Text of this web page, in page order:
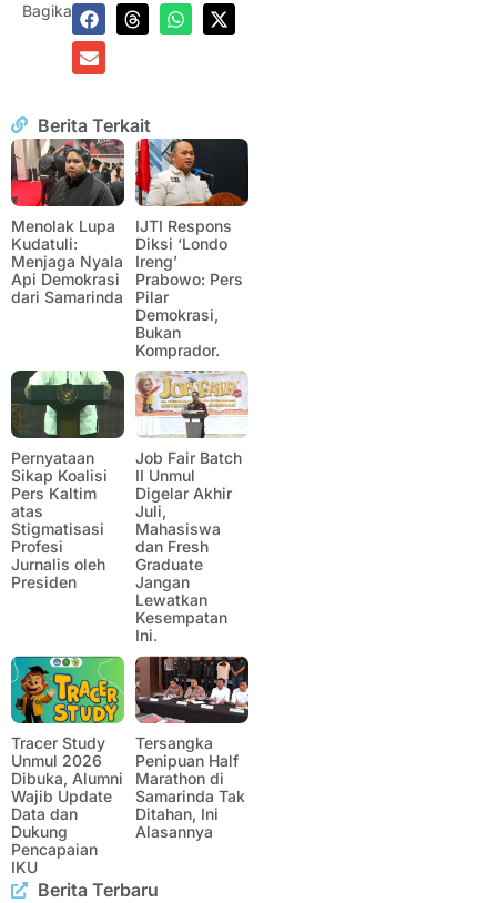
Bagikan:
Berita Terkait
Menolak Lupa
Kudatuli:
Menjaga Nyala
Api Demokrasi
dari Samarinda
IJTI Respons
Diksi ‘Londo
Ireng’
Prabowo: Pers
Pilar
Demokrasi,
Bukan
Komprador.
Pernyataan
Sikap Koalisi
Pers Kaltim
atas
Stigmatisasi
Profesi
Jurnalis oleh
Presiden
Job Fair Batch
II Unmul
Digelar Akhir
Juli,
Mahasiswa
dan Fresh
Graduate
Jangan
Lewatkan
Kesempatan
Ini.
Tracer Study
Unmul 2026
Dibuka, Alumni
Wajib Update
Data dan
Dukung
Pencapaian
IKU
Tersangka
Penipuan Half
Marathon di
Samarinda Tak
Ditahan, Ini
Alasannya
Berita Terbaru